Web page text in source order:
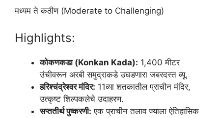
मध्यम ते कठीण (Moderate to Challenging)
Highlights:
कोकणकडा (Konkan Kada): 1,400 मीटर
उंचीवरून अरबी समुद्राकडे उघडणारा जबरदस्त व्यू.
हरिश्चंद्रेश्वर मंदिर: 11व्या शतकातील प्राचीन मंदिर,
उत्कृष्ट शिल्पकलेचे उदाहरण.
सप्ततीर्थ पुष्करणी: एक प्राचीन तलाव ज्याला ऐतिहासिक